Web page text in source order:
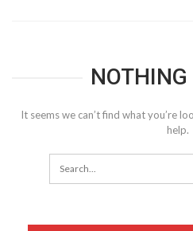
NOTHING
It seems we can’t find what you’re
help.